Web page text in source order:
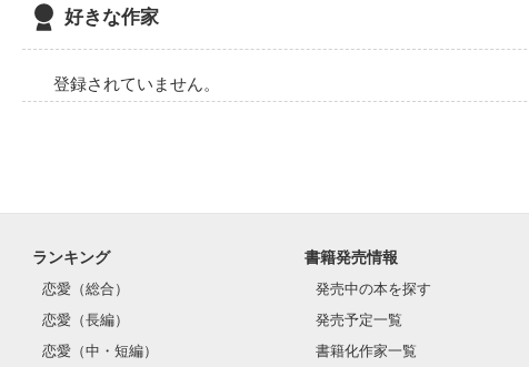
好きな作家
登録されていません。
ランキング
恋愛（総合）
恋愛（長編）
恋愛（中・短編）
書籍発売情報
発売中の本を探す
発売予定一覧
書籍化作家一覧